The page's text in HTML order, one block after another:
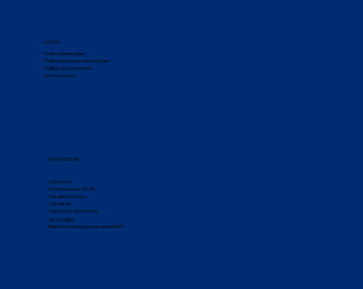
INSTITUCIONAL
Sobre nós
Para Empresas / B2B
Trabalhe conosco
Loja virtual
Seja nosso fornecedor
RELATÓRIOS
Relatórios de igualdade salarial MTE
AJUDA
Política de entregas
Política de trocas e devoluções
Política de privacidade
Termos de uso